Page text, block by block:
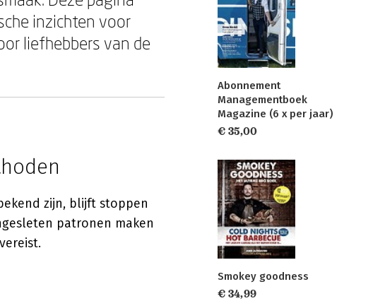
inzichten voor
liefhebbers van de
zijn, blijft stoppen
patronen maken
Abonnement
Managementboek
Magazine (6 x per jaar)
€ 35,00
Smokey goodness
€ 34,99